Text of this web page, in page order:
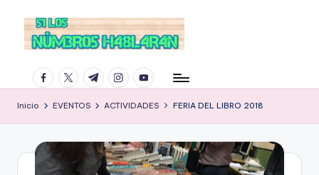
facebook.com
twitter.com
t.me instagram.com
youtube.com
Inicio EVENTOS ACTIVIDADES FERIA DEL LIBRO 2018